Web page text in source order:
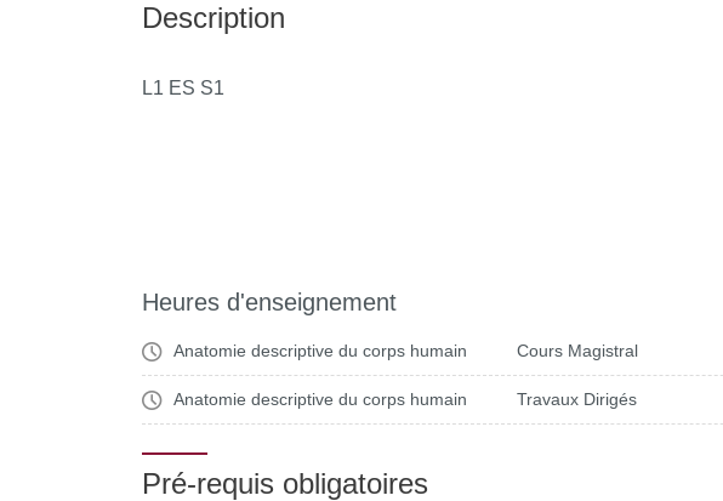
Description
L1 ES S1
Heures d'enseignement
Anatomie descriptive du corps humain Cours Magistral
Anatomie descriptive du corps humain Travaux Dirigés
Pré-requis obligatoires